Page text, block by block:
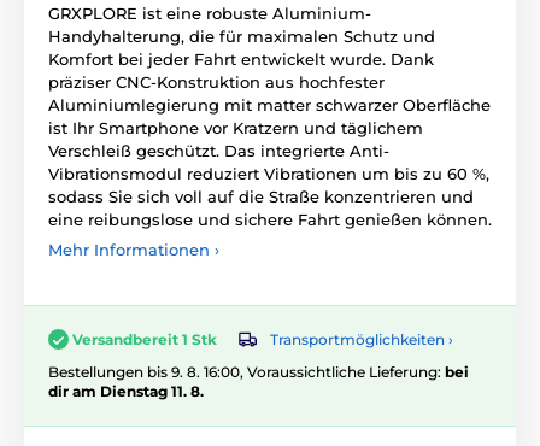
GRXPLORE ist eine robuste Aluminium-
Handyhalterung, die für maximalen Schutz und
Komfort bei jeder Fahrt entwickelt wurde. Dank
präziser CNC-Konstruktion aus hochfester
Aluminiumlegierung mit matter schwarzer Oberfläche
ist Ihr Smartphone vor Kratzern und täglichem
Verschleiß geschützt. Das integrierte Anti-
Vibrationsmodul reduziert Vibrationen um bis zu 60 %,
sodass Sie sich voll auf die Straße konzentrieren und
eine reibungslose und sichere Fahrt genießen können.
Mehr Informationen ›
Versandbereit 1 Stk
Transportmöglichkeiten ›
Bestellungen bis 9. 8. 16:00, Voraussichtliche Lieferung: bei
dir am Dienstag 11. 8.